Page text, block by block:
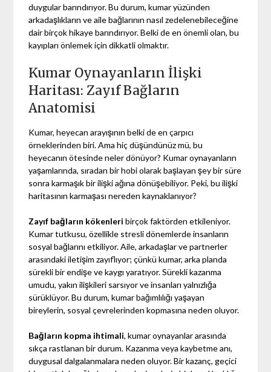
duygular barındırıyor. Bu durum, kumar yüzünden
arkadaşlıkların ve aile bağlarının nasıl zedelenebileceğine
dair birçok hikaye barındırıyor. Belki de en önemli olan, bu
kayıpları önlemek için dikkatli olmaktır.
Kumar Oynayanların İlişki
Haritası: Zayıf Bağların
Anatomisi
Kumar, heyecan arayışının belki de en çarpıcı
örneklerinden biri. Ama hiç düşündünüz mü, bu
heyecanın ötesinde neler dönüyor? Kumar oynayanların
yaşamlarında, sıradan bir hobi olarak başlayan şey bir süre
sonra karmaşık bir ilişki ağına dönüşebiliyor. Peki, bu ilişki
haritasının karmaşası nereden kaynaklanıyor?
Zayıf bağların kökenleri birçok faktörden etkileniyor.
Kumar tutkusu, özellikle stresli dönemlerde insanların
sosyal bağlarını etkiliyor. Aile, arkadaşlar ve partnerler
arasındaki iletişim zayıflıyor; çünkü kumar, arka planda
sürekli bir endişe ve kaygı yaratıyor. Sürekli kazanma
umudu, yakın ilişkileri sarsıyor ve insanları yalnızlığa
sürüklüyor. Bu durum, kumar bağımlılığı yaşayan
bireylerin, sosyal çevrelerinden kopmasına neden oluyor.
Bağların kopma ihtimali, kumar oynayanlar arasında
sıkça rastlanan bir durum. Kazanma veya kaybetme anı,
duygusal dalgalanmalara neden oluyor. Bir kazanç, geçici